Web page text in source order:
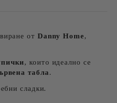
от Danny Home,
, които идеално се
табла.
сладки.